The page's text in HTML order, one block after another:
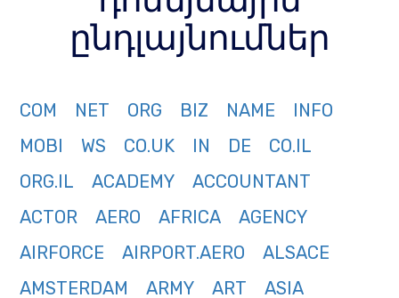
ընդլայնումներ
COM NET ORG BIZ NAME
INFO
MOBI
WS CO.UK IN DE
CO.IL
ORG.IL
ACADEMY
ACCOUNTANT
ACTOR
AERO AFRICA
AGENCY
AIRFORCE
AIRPORT.AERO
ALSACE
AMSTERDAM
ARMY ART
ASIA